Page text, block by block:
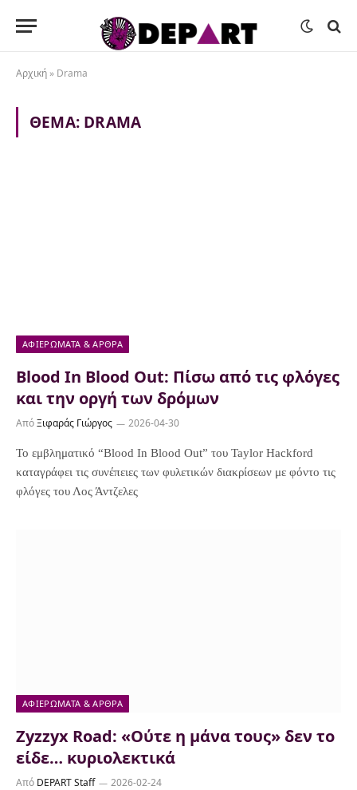
Αρχική » Drama
ΘΈΜΑ: DRAMA
ΑΦΙΕΡΏΜΑΤΑ & ΆΡΘΡΑ
Blood In Blood Out: Πίσω από τις φλόγες
και την οργή των δρόμων
ΑπόΞιφαράς Γιώργος 2026-04-30
Το εμβληματικό “Blood In Blood Out” του Taylor Hackford
καταγράφει τις συνέπειες των φυλετικών διακρίσεων με φόντο τις
φλόγες του Λος Άντζελες
ΑΦΙΕΡΏΜΑΤΑ & ΆΡΘΡΑ
Zyzzyx Road: «Ούτε η μάνα τους» δεν το
είδε… κυριολεκτικά
Από DEPART Staff 2026-02-24